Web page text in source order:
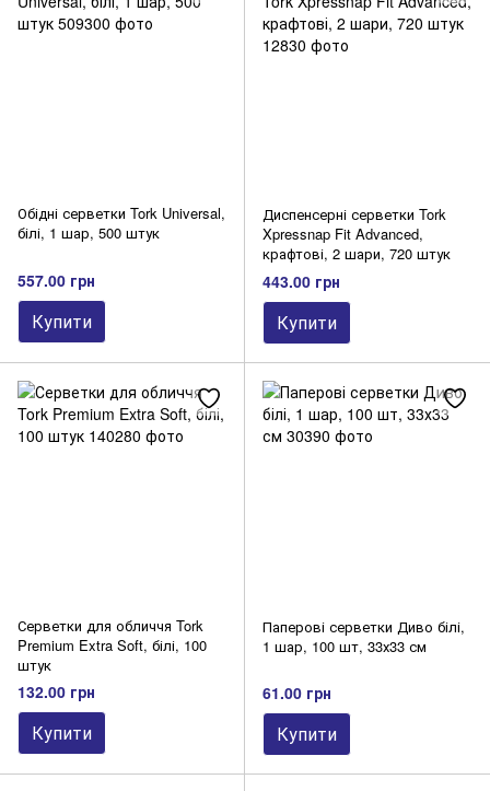
Обідні серветки Tork Universal,
білі, 1 шар, 500 штук
557.00 грн
Купити
Диспенсерні серветки Tork
Xpressnap Fit Advanced,
крафтові, 2 шари, 720 штук
443.00 грн
Купити
Серветки для обличчя Tork
Premium Extra Soft, білі, 100
штук
132.00 грн
Купити
Паперові серветки Диво білі,
1 шар, 100 шт, 33х33 см
61.00 грн
Купити